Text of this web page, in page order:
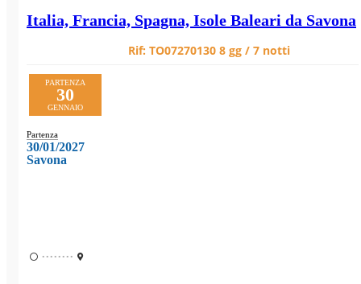
Italia, Francia, Spagna, Isole Baleari da Savona
Rif: TO07270130 8 gg / 7 notti
PARTENZA
30
GENNAIO
Partenza
30/01/2027
Savona
••••••••